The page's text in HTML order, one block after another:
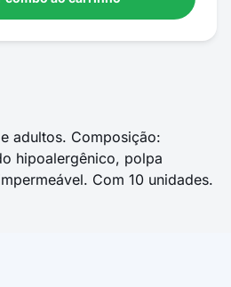
adultos. Composição:
hipoalergênico, polpa
Com 10 unidades.